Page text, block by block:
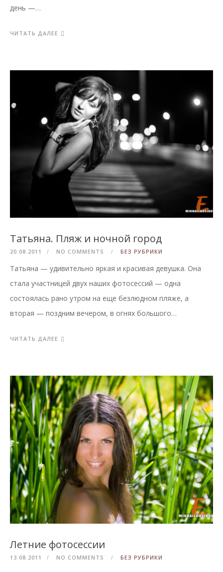
день —…
ЧИТАТЬ ДАЛЕЕ
Татьяна. Пляж и ночной город
20.08.2011 NO COMMENTS БЕЗ РУБРИКИ
Татьяна — удивительно яркая и красивая девушка. Она
стала участницей двух наших фотосессий — одна
состоялась рано утром на еще безлюдном пляже, а
вторая — поздним вечером, в огнях большого…
ЧИТАТЬ ДАЛЕЕ
Летние фотосессии
13.08.2011 NO COMMENTS БЕЗ РУБРИКИ